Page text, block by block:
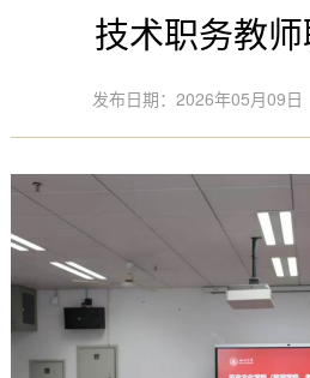
技术职务教
发布日期：2026年05月09日